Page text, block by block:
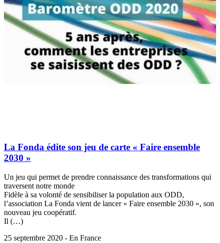
La Fonda édite son jeu de carte « Faire ensemble
2030 »
Un jeu qui permet de prendre connaissance des transformations qui
traversent notre monde
Fidèle à sa volonté de sensibiliser la population aux ODD,
l’association La Fonda vient de lancer « Faire ensemble 2030 », son
nouveau jeu coopératif.
Il (…)
25 septembre 2020 - En France